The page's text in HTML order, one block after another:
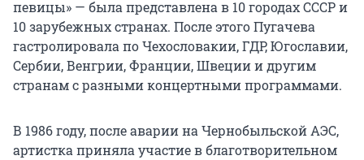
певицы» — была представлена в 10 городах СССР и
10 зарубежных странах. После этого Пугачева
гастролировала по Чехословакии, ГДР, Югославии,
Сербии, Венгрии, Франции, Швеции и другим
странам с разными концертными программами.
В 1986 году, после аварии на Чернобыльской АЭС,
артистка приняла участие в благотворительном